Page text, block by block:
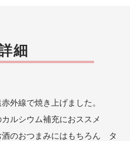
細
外線で焼き上げました。
ルシウム補充におススメ
酒のおつまみにはもちろん タ